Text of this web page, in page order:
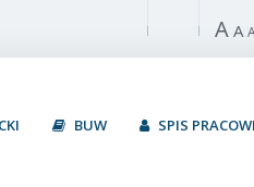
Włącz A A
BUW SPIS